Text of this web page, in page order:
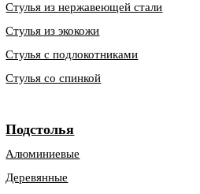
Стулья из нержавеющей стали
Стулья из экокожи
Стулья с подлокотниками
Стулья со спинкой
Подстолья
Алюминиевые
Деревянные